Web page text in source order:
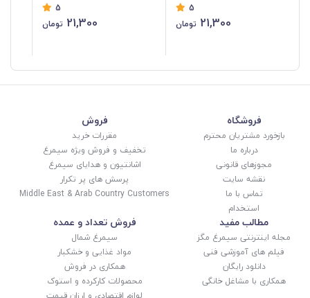
فروش بندی، وزنی و کیلویی
5
21,300 تومان
فروش بندی، وزنی و کیلویی
5
21,300 تومان
فروشگاه
بازخورد مشتریان محترم
درباره ما
مجوزهای قانونی
نقشه سایت
تماس با ما
استخدام
فروش
مقررات خرید
تخفیف و فروش ویژه سیمرغ
اشانتیون و هدایای سیمرغ
پرسش های پر تکرار
Middle East & Arab Country Customers
مطالب مفید
مجله اینترنتی سیمرغ مگز
فیلم های آموزشی فنی
دانلود رایگان
همکاری با مشاغل خانگی
فروش تعداد و عمده
سیمرغ شمال
مواد غذایی و خشکبار
همکاری در فروش
محصولات کارکرده و استوک